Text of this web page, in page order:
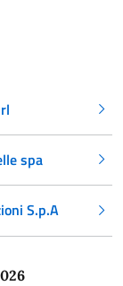
spa
S.p.A